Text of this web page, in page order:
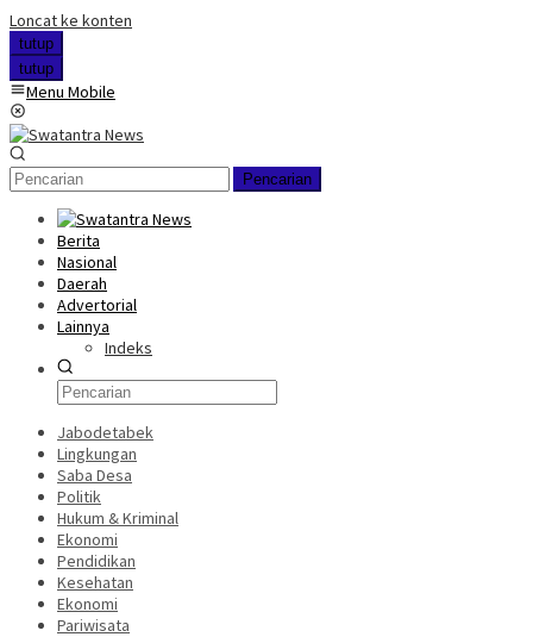
Loncat ke konten
tutup
tutup
Menu Mobile
Pencarian
Berita
Nasional
Daerah
Advertorial
Lainnya
Indeks
Jabodetabek
Lingkungan
Saba Desa
Politik
Hukum & Kriminal
Ekonomi
Pendidikan
Kesehatan
Ekonomi
Pariwisata